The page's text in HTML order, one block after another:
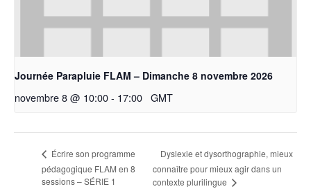
Journée Parapluie FLAM – Dimanche 8 novembre 2026
novembre 8 @ 10:00- 17:00 GMT
Écrire son programme
pédagogique FLAM en 8
sessions – SÉRIE 1
Dyslexie et dysorthographie, mieux
connaître pour mieux agir dans un
contexte plurilingue